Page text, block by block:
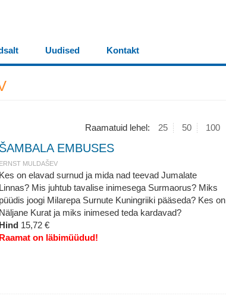
Uudised Kontakt
Raamatuid lehel: 25 50 100
ŠAMBALA EMBUSES
ERNST MULDAŠEV
Kes on elavad surnud ja mida nad teevad Jumalate
Linnas? Mis juhtub tavalise inimesega Surmaorus? Miks
püüdis joogi Milarepa Surnute Kuningriiki pääseda? Kes on
Näljane Kurat ja miks inimesed teda kardavad?
Hind 15,72 €
Raamat on läbimüüdud!